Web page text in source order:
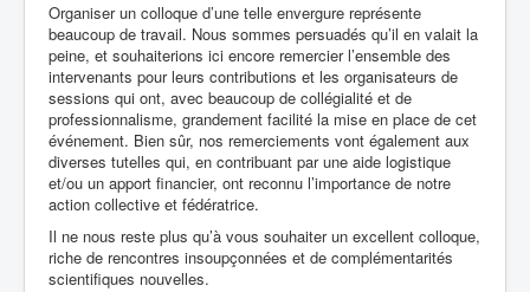
Organiser un colloque d’une telle envergure représente
beaucoup de travail. Nous sommes persuadés qu’il en valait la
peine, et souhaiterions ici encore remercier l’ensemble des
intervenants pour leurs contributions et les organisateurs de
sessions qui ont, avec beaucoup de collégialité et de
professionnalisme, grandement facilité la mise en place de cet
événement. Bien sûr, nos remerciements vont également aux
diverses tutelles qui, en contribuant par une aide logistique
et/ou un apport financier, ont reconnu l’importance de notre
action collective et fédératrice.
Il ne nous reste plus qu’à vous souhaiter un excellent colloque,
riche de rencontres insoupçonnées et de complémentarités
scientifiques nouvelles.